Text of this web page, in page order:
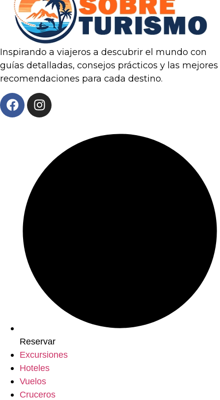
Inspirando a viajeros a descubrir el mundo con
guías detalladas, consejos prácticos y las mejores
recomendaciones para cada destino.
Reservar
Excursiones
Hoteles
Vuelos
Cruceros